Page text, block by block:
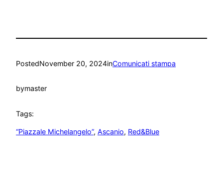
PostedNovember 20, 2024inComunicati stampa
bymaster
Tags:
“Piazzale Michelangelo”, Ascanio, Red&Blue